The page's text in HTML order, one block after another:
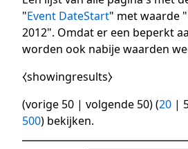
"Event DateStart" met waarde
2012". Omdat er een beperkt
worden ook nabije waarden
⧼showingresults⧽
(vorige 50 | volgende 50) (20 |
500) bekijken.